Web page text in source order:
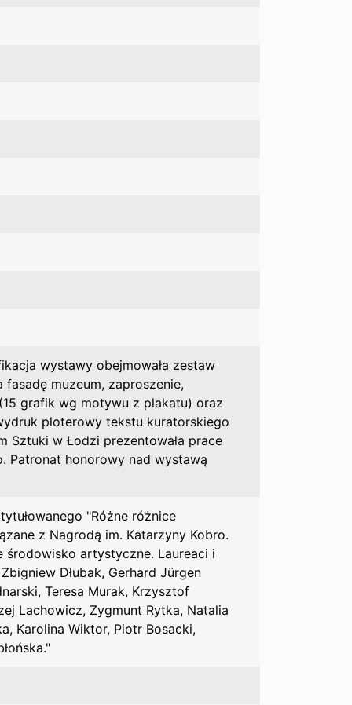
wystawy obejmowała zestaw
muzeum, zaproszenie,
grafik wg motywu z plakatu) oraz
ploterowy tekstu kuratorskiego
Sztuki w Łodzi prezentowała prace
Patronat honorowy nad wystawą
"Różne różnice
z Nagrodą im. Katarzyny Kobro.
środowisko artystyczne. Laureaci i
Dłubak, Gerhard Jürgen
Teresa Murak, Krzysztof
Lachowicz, Zygmunt Rytka, Natalia
Karolina Wiktor, Piotr Bosacki,